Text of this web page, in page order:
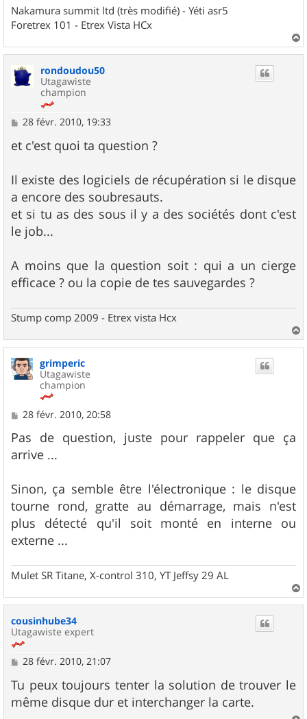
Nakamura summit ltd (très modifié) - Yéti asr5
Foretrex 101 - Etrex Vista HCx
a
rondoudou50
Utagawiste
champion
M
s
s
g
e
28 févr. 2010, 19:33
et c'est quoi ta question ?
Il existe des logiciels de récupération si le disque
a encore des soubresauts.
et si tu as des sous il y a des sociétés dont c'est
le job...
A moins que la question soit : qui a un cierge
efficace ? ou la copie de tes sauvegardes ?
Stump comp 2009 - Etrex vista Hcx
a
grimperic
Utagawiste
champion
M
s
s
a
28 févr. 2010, 20:58
Pas de question, juste pour rappeler que ça
arrive ...
Sinon, ça semble être l'électronique : le disque
tourne rond, gratte au démarrage, mais n'est
plus détecté qu'il soit monté en interne ou
externe ...
Mulet SR Titane, X-control 310, YT Jeffsy 29 AL
a
cousinhube34
Utagawiste expert
M
s
s
a
28 févr. 2010, 21:07
Tu peux toujours tenter la solution de trouver le
même disque dur et interchanger la carte.